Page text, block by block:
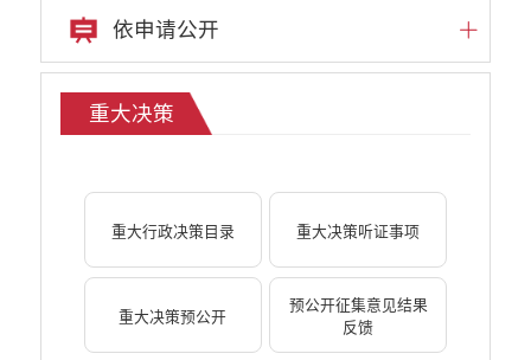
稳岗就业
乡村振兴
生态环境
义务教育
社会救助
产品质量
依申请公开
重大决策
重大行政决策目录 重大决策听证事项
重大决策预公开
预公开征集意见结果
反馈